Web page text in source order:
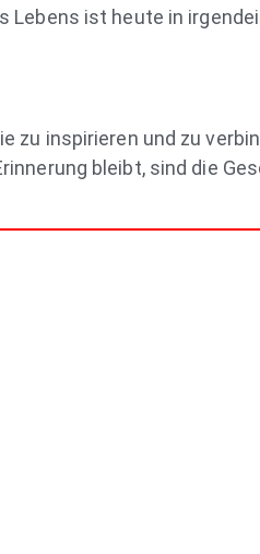
Lebens ist heute in
zu inspirieren und zu
bleibt, sind die